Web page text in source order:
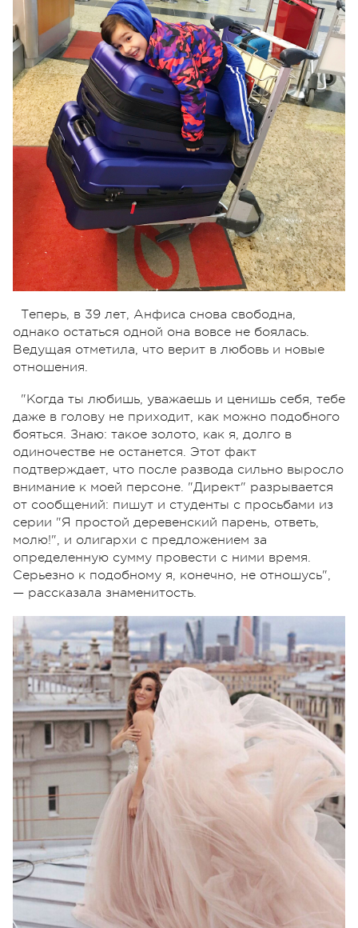
Теперь, в 39 лет, Анфиса снова свободна,
однако остаться одной она вовсе не боялась.
Ведущая отметила, что верит в любовь и новые
отношения.
"Когда ты любишь, уважаешь и ценишь себя, тебе
даже в голову не приходит, как можно подобного
бояться. Знаю: такое золото, как я, долго в
одиночестве не останется. Этот факт
подтверждает, что после развода сильно выросло
внимание к моей персоне. "Директ" разрывается
от сообщений: пишут и студенты с просьбами из
серии "Я простой деревенский парень, ответь,
молю!", и олигархи с предложением за
определенную сумму провести с ними время.
Серьезно к подобному я, конечно, не отношусь",
— рассказала знаменитость.